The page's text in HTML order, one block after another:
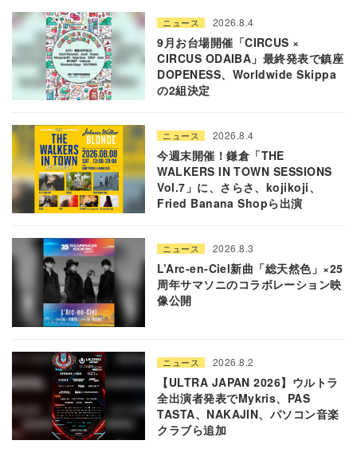
ニュース 2026.8.4
9月お台場開催「CIRCUS ×
CIRCUS ODAIBA」最終発表で鎮座
DOPENESS、Worldwide Skippa
の2組決定
ニュース 2026.8.4
今週末開催！鎌倉「THE
WALKERS IN TOWN SESSIONS
Vol.7」に、さらさ、kojikoji、
Fried Banana Shopら出演
ニュース 2026.8.3
L’Arc-en-Ciel新曲「総天然色」×25
周年サマソニのコラボレーション映
像公開
ニュース 2026.8.2
【ULTRA JAPAN 2026】ウルトラ
全出演者発表でMykris、PAS
TASTA、NAKAJIN、パソコン音楽
クラブら追加